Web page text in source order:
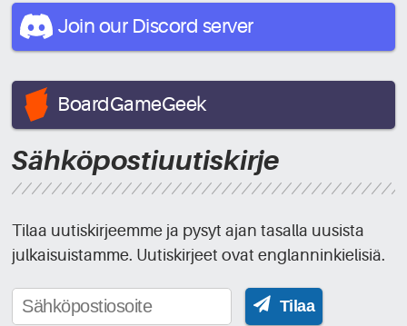
Join our Discord server
BoardGameGeek
Sähköpostiuutiskirje
Tilaa uutiskirjeemme ja pysyt ajan tasalla uusista
julkaisuistamme. Uutiskirjeet ovat englanninkielisiä.
Tilaa